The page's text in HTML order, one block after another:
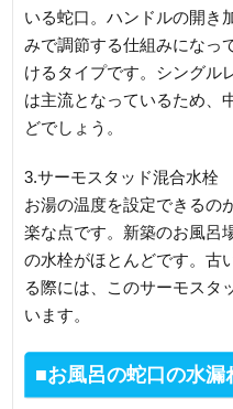
いる蛇口。ハンドルの開き
みで調節する仕組みになっ
けるタイプです。シングル
は主流となっているため、
どでしょう。
3.サーモスタッド混合水栓
お湯の温度を設定できるの
楽な点です。新築のお風呂
の水栓がほとんどです。古
る際には、このサーモスタ
います。
■お風呂の蛇口の水